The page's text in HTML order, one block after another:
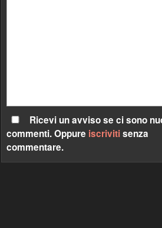
Ricevi un avviso se ci sono
commenti. Oppure iscrivitisenza
commentare.